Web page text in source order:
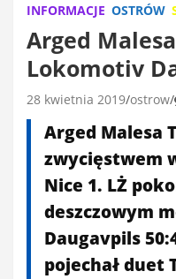
INFORMACJE OSTRÓW
Arged
Lokomotiv
28 kwietnia 2019 ostrow
Arged Malesa
zwycięstwem
Nice 1. LŻ
deszczowym
Daugavpils
pojechał duet